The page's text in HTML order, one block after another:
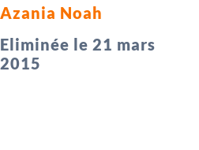
Azania Noah
Eliminée le 21 mars
2015